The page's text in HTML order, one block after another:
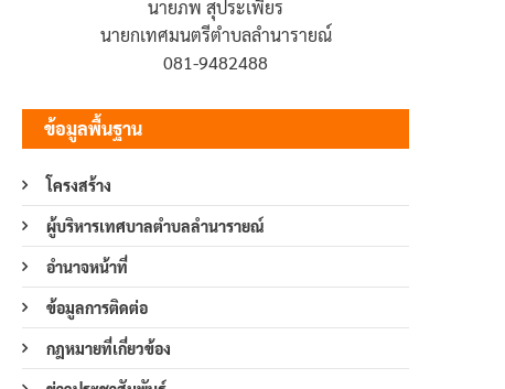
นายภพ สุประเพียร
นายกเทศมนตรีตำบลลำนารายณ์
081-9482488
ข้อมูลพื้นฐาน
โครงสร้าง
ผู้บริหารเทศบาลตำบลลำนารายณ์
อำนาจหน้าที่
ข้อมูลการติดต่อ
กฎหมายที่เกี่ยวข้อง